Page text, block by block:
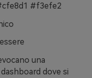
#f3efe2
una
dove si